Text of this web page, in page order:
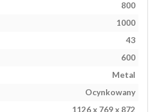
800
1000
43
600
Metal
Ocynkowany
1126 x 769 x 872